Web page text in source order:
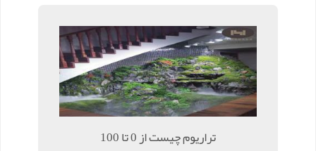
تراریوم چیست از 0 تا 100